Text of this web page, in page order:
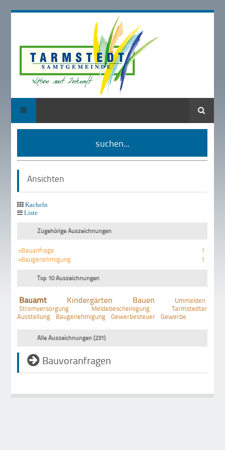
Suche
suchen...
Ansichten
Kacheln
Liste
Zugehörige Auszeichnungen
+Bauanfrage
1
+Baugenehmigung
1
Top 10 Auszeichnungen
Bauamt Kindergärten Bauen
Ummelden
Stromversorgung
Meldebescheinigung
Tarmstedter
Ausstellung
Baugenehmigung Gewerbesteuer Gewerbe
Alle Auszeichnungen (231)
Bauvoranfragen